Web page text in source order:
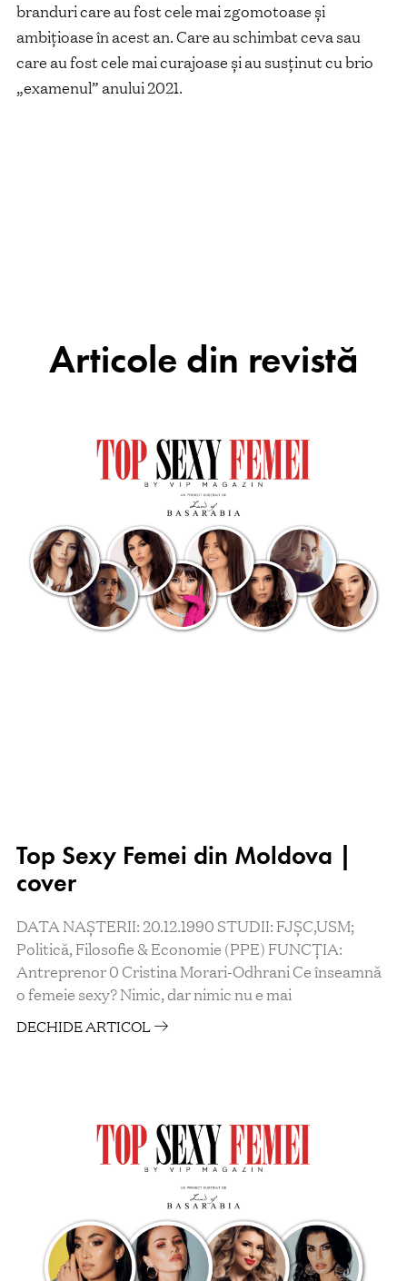
branduri care au fost cele mai zgomotoase și
ambițioase în acest an. Care au schimbat ceva sau
care au fost cele mai curajoase și au susținut cu brio
„examenul” anului 2021.
Articole din revistă
Top Sexy Femei din Moldova |
cover
DATA NAȘTERII: 20.12.1990 STUDII: FJȘC,USM;
Politică, Filosofie & Economie (PPE) FUNCȚIA:
Antreprenor 0 Cristina Morari-Odhrani Ce înseamnă
o femeie sexy? Nimic, dar nimic nu e mai
DECHIDE ARTICOL